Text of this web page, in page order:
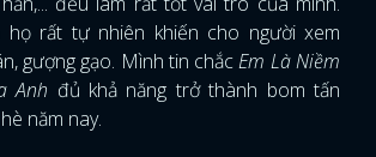
họ rất tự nhiên khiến cho người xem
gượng gạo. Mình tin chắcEm Là Niềm
Anh đủ khả năng trở thành bom tấn
năm nay.